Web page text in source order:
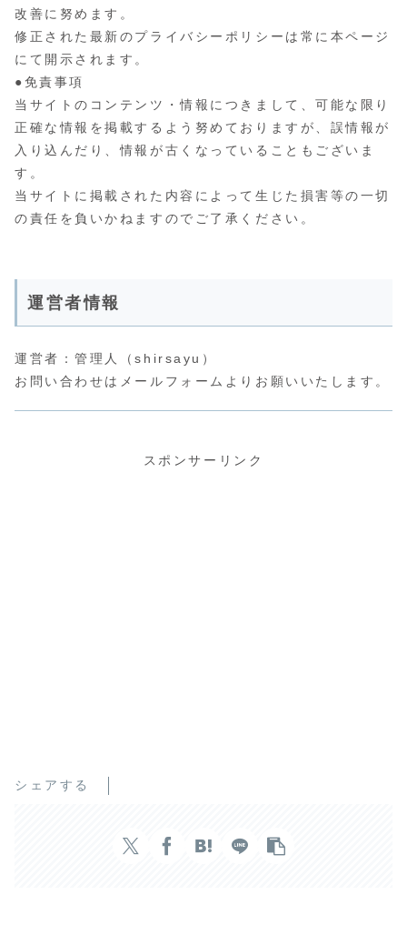
改善に努めます。
修正された最新のプライバシーポリシーは常に本ページ
にて開示されます。
●免責事項
当サイトのコンテンツ・情報につきまして、可能な限り
正確な情報を掲載するよう努めておりますが、誤情報が
入り込んだり、情報が古くなっていることもございま
す。
当サイトに掲載された内容によって生じた損害等の一切
の責任を負いかねますのでご了承ください。
運営者情報
運営者：管理人（shirsayu）
お問い合わせはメールフォームよりお願いいたします。
スポンサーリンク
シェアする